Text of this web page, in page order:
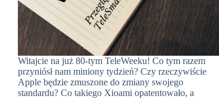
Witajcie na już 80-tym TeleWeeku! Co tym razem
przyniósł nam miniony tydzień? Czy rzeczywiście
Apple będzie zmuszone do zmiany swojego
standardu? Co takiego Xioami opatentowało, a